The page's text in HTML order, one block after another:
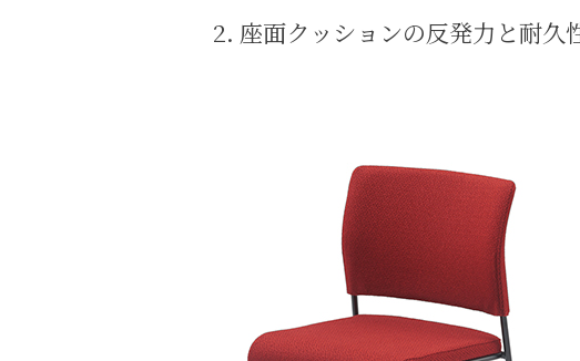
2. 座面クッションの反発力と耐久